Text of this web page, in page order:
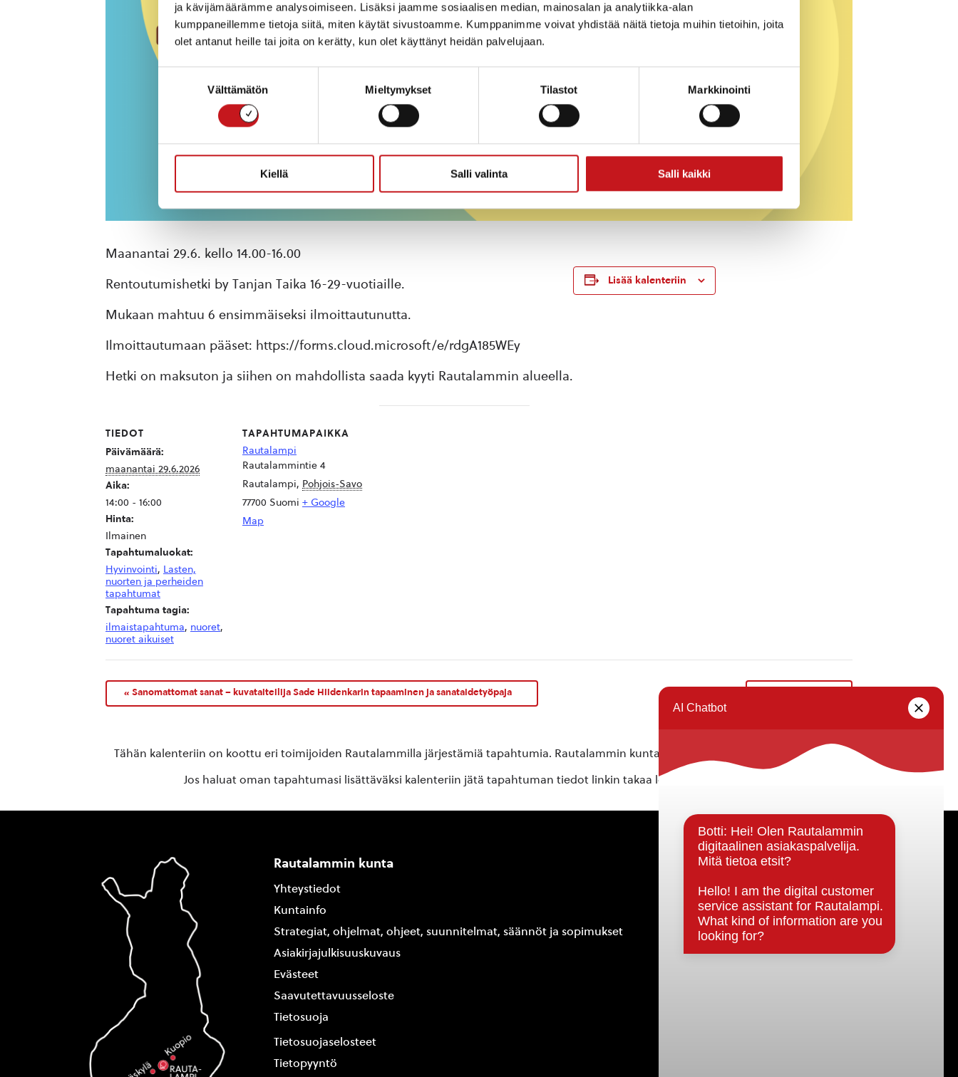
ja kävijämäärämme analysoimiseen. Lisäksi jaamme sosiaalisen median, mainosalan ja analytiikka-alan
kumppaneillemme tietoja siitä, miten käytät sivustoamme. Kumppanimme voivat yhdistää näitä tietoja muihin tietoihin, joita
olet antanut heille tai joita on kerätty, kun olet käyttänyt heidän palvelujaan.
Välttämätön Mieltymykset Tilastot Markkinointi
Kiellä Salli valinta Salli kaikki
Maanantai 29.6. kello 14.00-16.00
Rentoutumishetki by Tanjan Taika 16-29-vuotiaille.
Mukaan mahtuu 6 ensimmäiseksi ilmoittautunutta.
Ilmoittautumaan pääset: https://forms.cloud.microsoft/e/rdgA185WEy
Hetki on maksuton ja siihen on mahdollista saada kyyti Rautalammin alueella.
Lisää kalenteriin
TIEDOT
Päivämäärä:
maanantai 29.6.2026
Aika:
14:00 - 16:00
Hinta:
Ilmainen
Tapahtumaluokat:
Hyvinvointi, Lasten,
nuorten ja perheiden
tapahtumat
Tapahtuma tagia:
ilmaistapahtuma, nuoret,
nuoret aikuiset
TAPAHTUMAPAIKKA
Rautalampi
Rautalammintie 4
Rautalampi, Pohjois-Savo
77700 Suomi + Google
Map
« Sanomattomat sanat – kuvataiteilija Sade Hiidenkarin tapaaminen ja sanataidetyöpaja
Tähän kalenteriin on koottu eri toimijoiden Rautalammilla järjestämiä tapahtumia. Rautalammin kunta ei vastaa tietojen oikeellisuudesta.
Jos haluat oman tapahtumasi lisättäväksi kalenteriin jätä tapahtuman tiedot linkin takaa löytyvällä
Rautalammin kunta
Yhteystiedot
Kuntainfo
Strategiat, ohjelmat, ohjeet, suunnitelmat, säännöt ja sopimukset
Asiakirjajulkisuuskuvaus
Evästeet
Saavutettavuusseloste
Tietosuoja
Tietosuojaselosteet
Tietopyyntö
Päätöksenteko ja lähidemokratia
Päätökset, esityslistat & pöytäkirjat
Hallinto
Kunnanhallitus
Kunnanvaltuusto